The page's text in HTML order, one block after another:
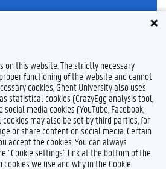
on this website. The strictly necessary
functioning of the website and cannot
cookies, Ghent University also uses
statistical cookies (CrazyEgg analysis tool,
media cookies (YouTube, Facebook,
cookies may also be set by third parties, for
or share content on social media. Certain
accept the cookies. You can always
"Cookie settings" link at the bottom of the
we use and why in the Cookie